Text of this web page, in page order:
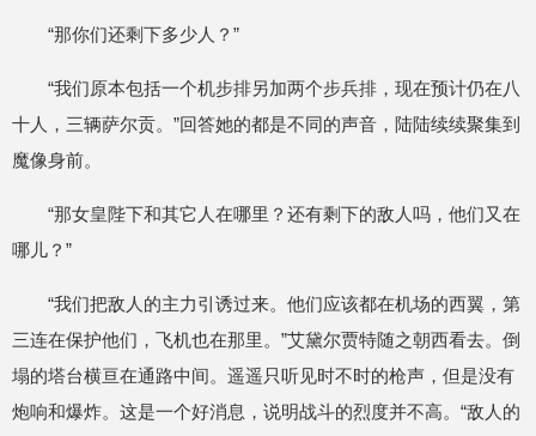
“那你们还剩下多少人？”
“我们原本包括一个机步排另加两个步兵排，现在预计仍在八
十人，三辆萨尔贡。”回答她的都是不同的声音，陆陆续续聚集到
魔像身前。
“那女皇陛下和其它人在哪里？还有剩下的敌人吗，他们又在
哪儿？”
“我们把敌人的主力引诱过来。他们应该都在机场的西翼，第
三连在保护他们，飞机也在那里。”艾黛尔贾特随之朝西看去。倒
塌的塔台横亘在通路中间。遥遥只听见时不时的枪声，但是没有
炮响和爆炸。这是一个好消息，说明战斗的烈度并不高。“敌人的